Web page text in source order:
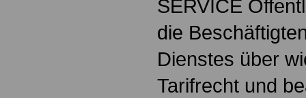
SERVICE
die
Dienstes über
Tarifrecht und